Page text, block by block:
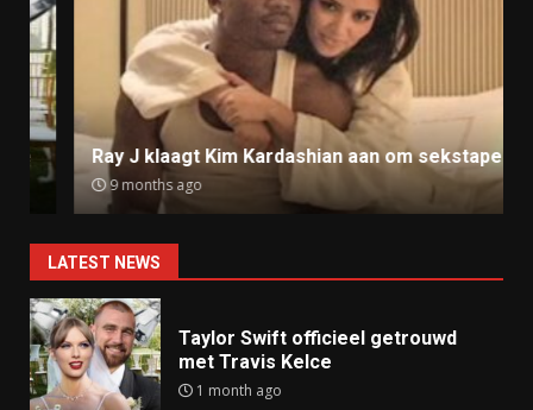
Ray J klaagt Kim Kardashian aan om sekstape
9 months ago
LATEST NEWS
Taylor Swift officieel getrouwd
met Travis Kelce
1 month ago